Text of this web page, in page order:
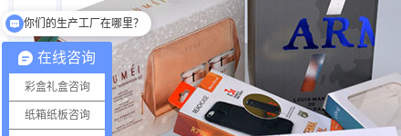
在线咨询
彩盒礼盒咨询
纸箱纸板咨询
你们有提供设计吗？
你们的生产工厂在哪里？